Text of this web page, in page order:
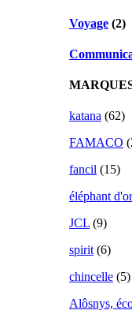
Voyage (2)
katana (62)
FAMACO
fancil (15)
éléphant d'or
JCL (9)
spirit(6)
chincelle (5)
Alôsnys,